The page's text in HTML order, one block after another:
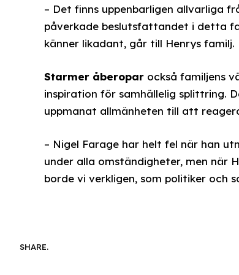
– Det finns uppenbarligen allvarliga
påverkade beslutsfattandet i detta
känner likadant, går till Henrys familj.
Starmer åberoparockså familjens
inspiration för samhällelig splittring.
uppmanat allmänheten till att
– Nigel Farage har helt fel när han
under alla omständigheter, men när
borde vi verkligen, som politiker och
SHARE.